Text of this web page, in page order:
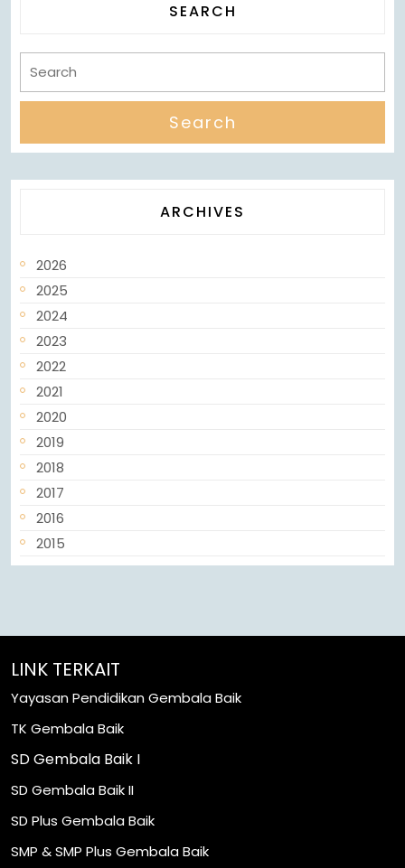
SEARCH
ARCHIVES
2026
2025
2024
2023
2022
2021
2020
2019
2018
2017
2016
2015
LINK TERKAIT
Yayasan Pendidikan Gembala Baik
TK Gembala Baik
SD Gembala Baik I
SD Gembala Baik II
SD Plus Gembala Baik
SMP & SMP Plus Gembala Baik